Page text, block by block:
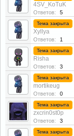
4SV_KoTuK
Ответов: 5
Тема закрыта
Xyllya
Ответов: 1
Тема закрыта
Risha
Ответов: 3
Тема закрыта
mortikeug
Ответов: 0
Тема закрыта
zxcrin0st0p
Ответов: 3
Тема закрыта